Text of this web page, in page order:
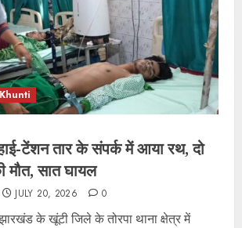
Khunti
टेंशन तार के संपर्क में आया रथ, दो
मौत, सात घायल
JULY 20, 2026 0
के खूंटी जिले के तोरपा थाना क्षेत्र में